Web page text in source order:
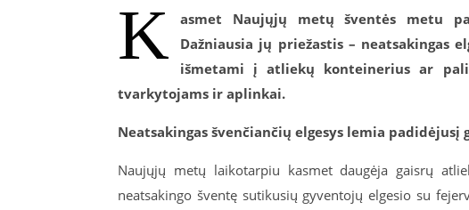
K
asmet Naujųjų metų šventės metu
Dažniausia jų priežastis – neatsakingas
išmetami į atliekų konteinerius ar
tvarkytojams ir aplinkai.
Neatsakingas švenčiančių elgesys lemia padidėjusį
Naujųjų metų laikotarpiu kasmet daugėja gaisrų
neatsakingo šventę sutikusių gyventojų elgesio su